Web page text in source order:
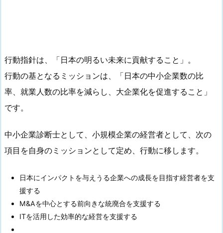
行動指針は、「日本の明るい未来に貢献すること」。
行動の基となるミッションは、「日本の中小企業数の比
率、就業人数の比率を減らし、大企業化を促進すること」
です。
中小企業診断士として、小規模企業の経営者として、次の
項目を自身のミッションとして定め、行動に移します。
日本にインパクトを与えうる企業への成長を目指す経営者を支
援する
M&Aを中心とする前向きな統廃合を支援する
ITを活用した効率的な経営を支援する